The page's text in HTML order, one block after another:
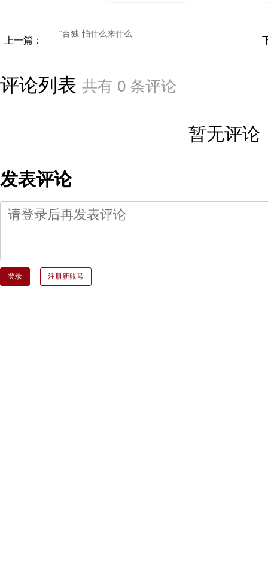
上一篇：
“台独”怕什么来什么
评论列表 共有 0 条评论
暂无评论
发表评论
登录 注册新账号